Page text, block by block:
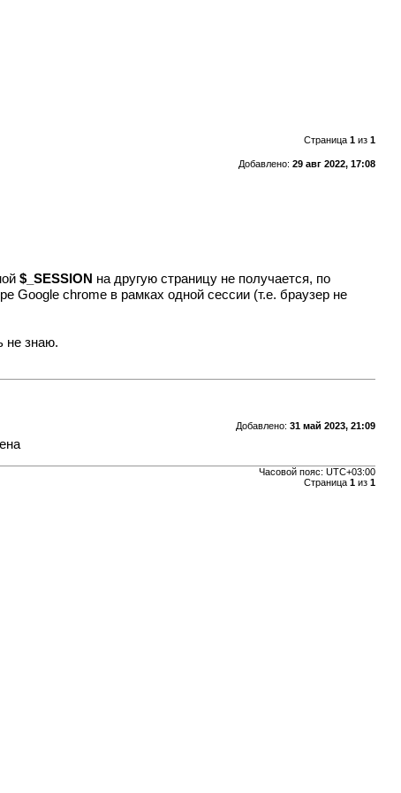
Страница 1из 1
Добавлено: 29 авг 2022, 17:08
$_SESSION на другую страницу не получается, по
Google chrome в рамках одной сессии (т.е. браузер не
не знаю.
Добавлено: 31 май 2023, 21:09
Часовой пояс: UTC+03:00
Страница 1из 1